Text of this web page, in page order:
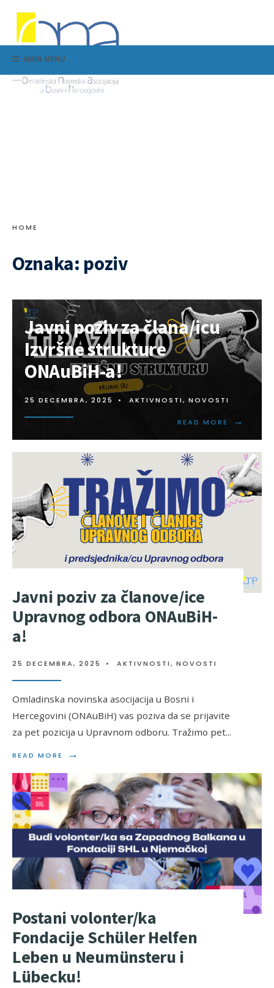
MAIN MENU
HOME
Oznaka: poziv
Javni poziv za člana/icu
Izvršne strukture
ONAuBiH-a!
25 DECEMBRA, 2025 • AKTIVNOSTI, NOVOSTI
READ MORE →
Javni poziv za članove/ice
Upravnog odbora ONAuBiH-
a!
25 DECEMBRA, 2025 • AKTIVNOSTI, NOVOSTI
Omladinska novinska asocijacija u Bosni i
Hercegovini (ONAuBiH) vas poziva da se prijavite
za pet pozicija u Upravnom odboru. Tražimo pet...
READ MORE →
Postani volonter/ka
Fondacije Schüler Helfen
Leben u Neumünsteru i
Lübecku!